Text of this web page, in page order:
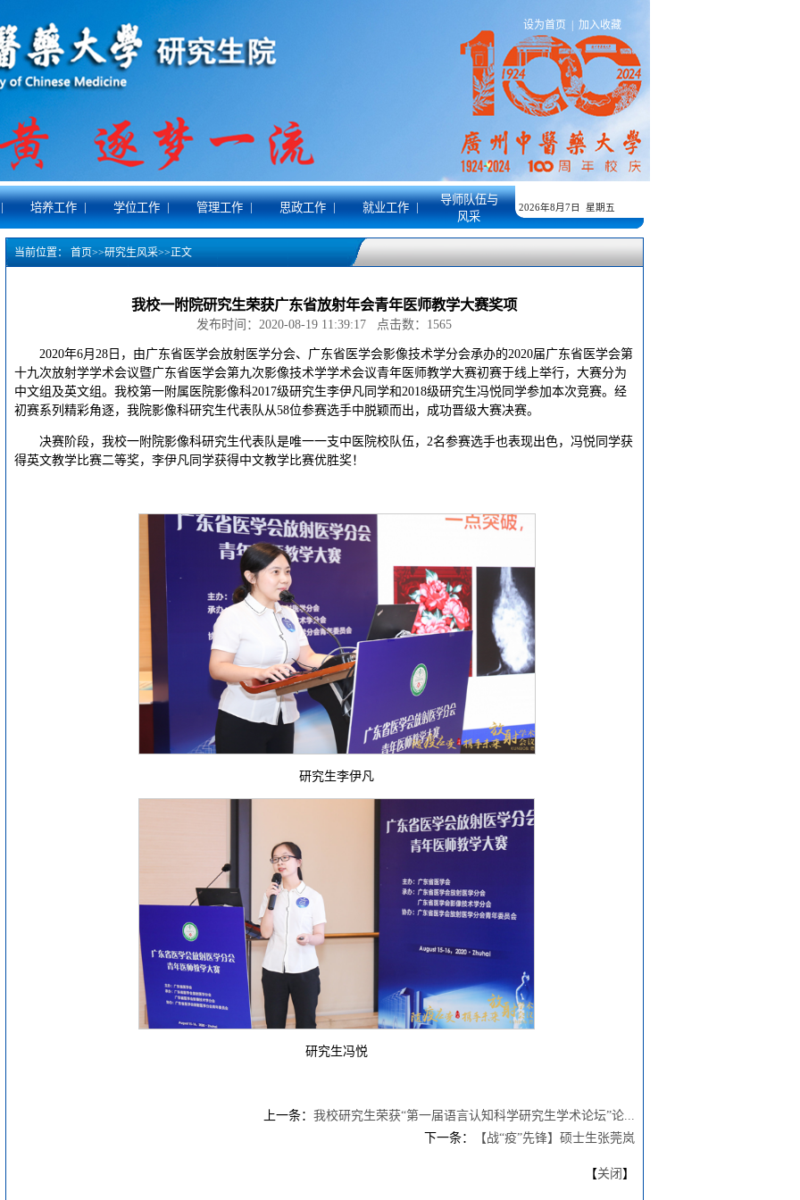
设为首页 加入收藏
| 培养工作 | 学位工作 | 管理工作 | 思政工作 | 就业工作 |
导师队伍与
风采
2026年8月7日 星期五
当前位置： 首页>>研究生风采>>正文
我校一附院研究生荣获广东省放射年会青年医师教学大赛奖项
发布时间：2020-08-19 11:39:17 点击数： 1565
2020年6月28日，由广东省医学会放射医学分会、广东省医学会影像技术学分会承办的2020届广东省医学会第
十九次放射学学术会议暨广东省医学会第九次影像技术学学术会议青年医师教学大赛初赛于线上举行，大赛分为
中文组及英文组。我校第一附属医院影像科2017级研究生李伊凡同学和2018级研究生冯悦同学参加本次竞赛。经
初赛系列精彩角逐，我院影像科研究生代表队从58位参赛选手中脱颖而出，成功晋级大赛决赛。
决赛阶段，我校一附院影像科研究生代表队是唯一一支中医院校队伍，2名参赛选手也表现出色，冯悦同学获
得英文教学比赛二等奖，李伊凡同学获得中文教学比赛优胜奖！
研究生李伊凡
研究生冯悦
上一条： 我校研究生荣获“第一届语言认知科学研究生学术论坛”论...
下一条：
【战“疫”先锋】硕士生张莞岚
【关闭 】